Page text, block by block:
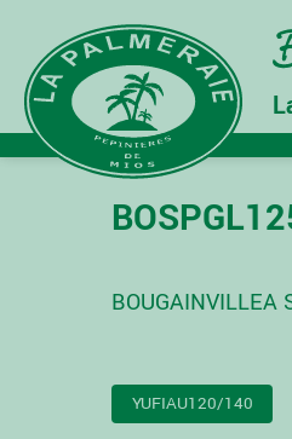
BOUGAINVILLEA
NAVIGATION
YUFIAU120/140